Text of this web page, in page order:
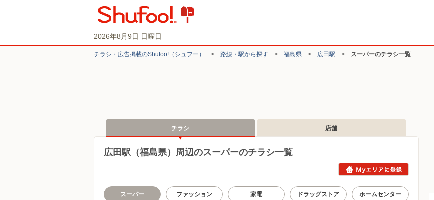
2026年8月9日 日曜日
チラシ・​広告掲載の​Shufoo!​（シュフー） > 路線・駅から探す > 福島県 > 広田駅 > スーパーのチラシ一覧
チラシ 店舗
広田駅（福島県）周辺のスーパーのチラシ一覧
スーパー ファッション 家電 ドラッグストア ホームセンター